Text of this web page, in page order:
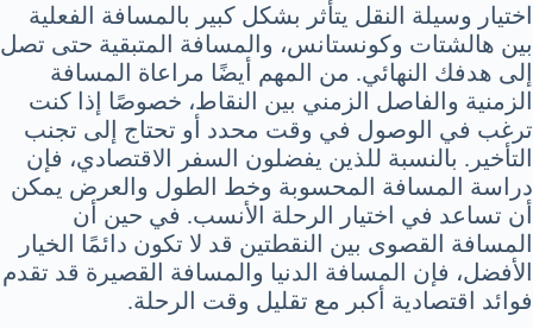
اختيار وسيلة النقل يتأثر بشكل كبير بالمسافة الفعلية
بين هالشتات وكونستانس، والمسافة المتبقية حتى تصل
إلى هدفك النهائي. من المهم أيضًا مراعاة المسافة
الزمنية والفاصل الزمني بين النقاط، خصوصًا إذا كنت
ترغب في الوصول في وقت محدد أو تحتاج إلى تجنب
التأخير. بالنسبة للذين يفضلون السفر الاقتصادي، فإن
دراسة المسافة المحسوبة وخط الطول والعرض يمكن
أن تساعد في اختيار الرحلة الأنسب. في حين أن
المسافة القصوى بين النقطتين قد لا تكون دائمًا الخيار
الأفضل، فإن المسافة الدنيا والمسافة القصيرة قد تقدم
فوائد اقتصادية أكبر مع تقليل وقت الرحلة.